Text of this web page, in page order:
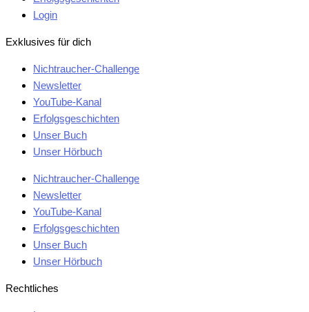
Login
Exklusives für dich
Nichtraucher-Challenge
Newsletter
YouTube-Kanal
Erfolgsgeschichten
Unser Buch
Unser Hörbuch
Nichtraucher-Challenge
Newsletter
YouTube-Kanal
Erfolgsgeschichten
Unser Buch
Unser Hörbuch
Rechtliches